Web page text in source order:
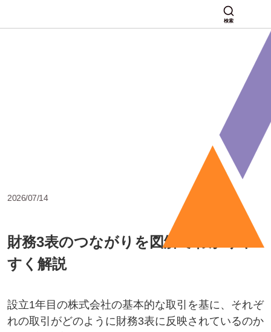
検索
2026/07/14
財務3表のつながりを図解でわかりや
すく解説
設立1年目の株式会社の基本的な取引を基に、それぞ
れの取引がどのように財務3表に反映されているのか